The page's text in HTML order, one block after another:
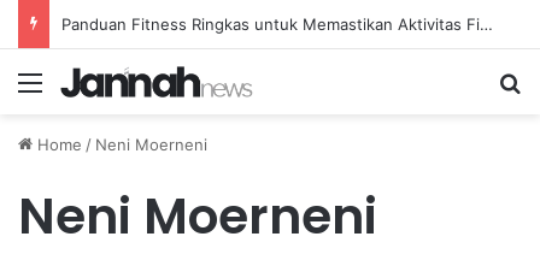
Panduan Fitness Ringkas untuk Memastikan Aktivitas Fisik Anda Tetap Konsisten
Menu
Home / Neni Moerneni
Neni Moerneni